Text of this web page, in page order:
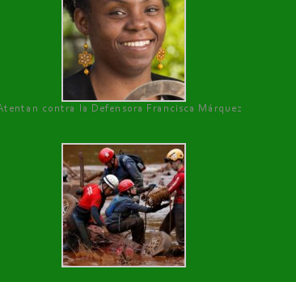
contra la Defensora Francisca Márquez